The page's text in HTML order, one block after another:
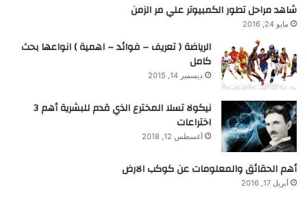
شاهد مراحل تطور الكمبيوتر علي مر الزمن
مايو 24, 2016
الرياضة ( تعريف – فوائد – اهمية ) انواعها بحث
كامل
ديسمبر 14, 2015
نيكولا تسلا المخترع الذي قدم للبشرية أهم 3
اختراعات
أغسطس 12, 2018
أهم الحقائق والمعلومات عن كوكب الارض
أبريل 17, 2016